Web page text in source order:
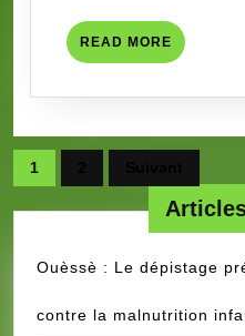
du
métier
READ MORE READ
MORE
Pagination
des
publications
1
Ouèssè : Le dépistage
contre la malnutrition